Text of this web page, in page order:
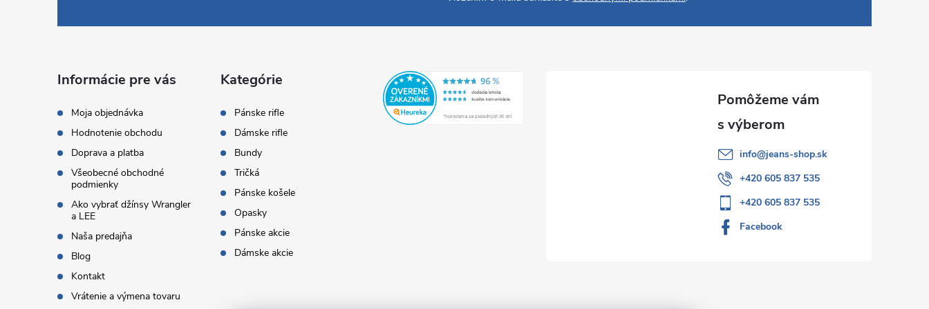
Informácie pre vás
Moja objednávka
Hodnotenie obchodu
Doprava a platba
Všeobecné obchodné
podmienky
Ako vybrať džínsy Wrangler
a LEE
Naša predajňa
Blog
Kontakt
Vrátenie a výmena tovaru
Kategórie
Pánske rifle
Dámske rifle
Bundy
Tričká
Pánske košele
Opasky
Pánske akcie
Dámske akcie
info@jeans-shop.sk
+420 605 837 535
+420 605 837 535
Facebook